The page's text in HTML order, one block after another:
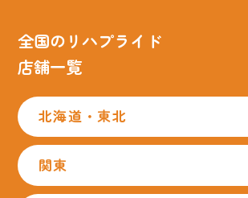
全国のリハプライド
店舗一覧
北海道・東北
関東